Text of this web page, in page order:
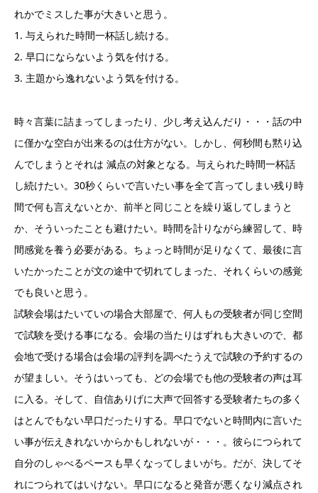
れかでミスした事が大きいと思う。
1. 与えられた時間一杯話し続ける。
2. 早口にならないよう気を付ける。
3. 主題から逸れないよう気を付ける。
時々言葉に詰まってしまったり、少し考え込んだり・・・話の中
に僅かな空白が出来るのは仕方がない。しかし、何秒間も黙り込
んでしまうとそれは 減点の対象となる。与えられた時間一杯話
し続けたい。30秒くらいで言いたい事を全て言ってしまい残り時
間で何も言えないとか、前半と同じことを繰り返してしまうと
か、そういったことも避けたい。時間を計りながら練習して、時
間感覚を養う必要がある。ちょっと時間が足りなくて、最後に言
いたかったことが文の途中で切れてしまった、それくらいの感覚
でも良いと思う。
試験会場はたいていの場合大部屋で、何人もの受験者が同じ空間
で試験を受ける事になる。会場の当たりはずれも大きいので、都
会地で受ける場合は会場の評判を調べたうえで試験の予約するの
が望ましい。そうはいっても、どの会場でも他の受験者の声は耳
に入る。そして、自信ありげに大声で回答する受験者たちの多く
はとんでもない早口だったりする。早口でないと時間内に言いた
い事が伝えきれないからかもしれないが・・・。彼らにつられて
自分のしゃべるペースも早くなってしまいがち。だが、決してそ
れにつられてはいけない。早口になると発音が悪くなり減点され